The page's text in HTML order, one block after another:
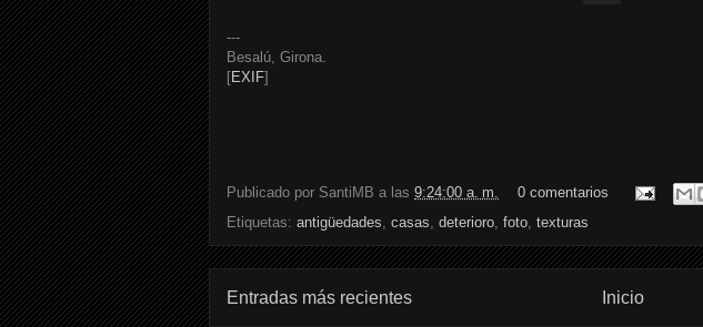
---
Besalú, Girona.
[EXIF]
Publicado por SantiMB a las 9:24:00 a. m.
0 comentarios
Etiquetas: antigüedades, casas, deterioro, foto, texturas
Entradas más recientes Inicio